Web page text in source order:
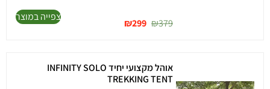
₪379
₪299
צפייה במוצר
אוהל מקצועי יחיד INFINITY SOLO
TREKKING TENT